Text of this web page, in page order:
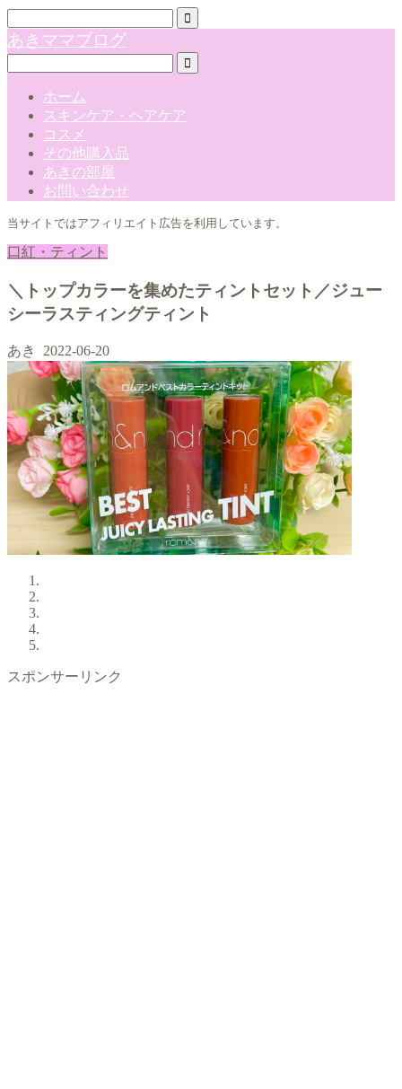
あきママブログ
ホーム
スキンケア・ヘアケア
コスメ
その他購入品
あきの部屋
お問い合わせ
当サイトではアフィリエイト広告を利用しています。
口紅・ティント
＼トップカラーを集めたティントセット／ジュー
シーラスティングティント
あき 2022-06-20
スポンサーリンク